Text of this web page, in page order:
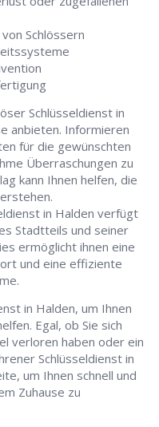
Schlössern
Schlüsseldienst in
anbieten. Informieren
für die gewünschten
Überraschungen zu
kann Ihnen helfen, die
in Halden verfügt
Stadtteils und seiner
ermöglicht ihnen eine
und eine effiziente
in Halden, um Ihnen
Egal, ob Sie sich
verloren haben oder ein
Schlüsseldienst in
um Ihnen schnell und
Zuhause zu